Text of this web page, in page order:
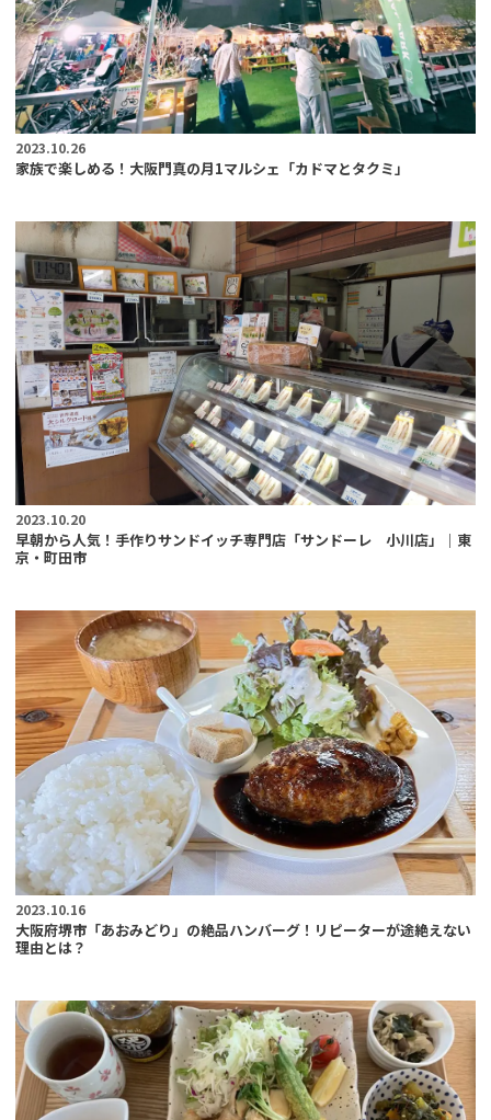
2023.10.26
家族で楽しめる！大阪門真の月1マルシェ「カドマとタクミ」
2023.10.20
早朝から人気！手作りサンドイッチ専門店「サンドーレ 小川店」｜東
京・町田市
2023.10.16
大阪府堺市「あおみどり」の絶品ハンバーグ！リピーターが途絶えない
理由とは？